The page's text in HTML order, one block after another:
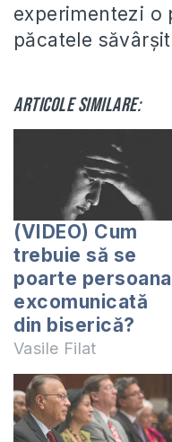
experimentezi o
păcatele
Articole similare:
(VIDEO) Cum
trebuie să se
poarte persoana
excomunicată
din biserică?
Vasile Filat